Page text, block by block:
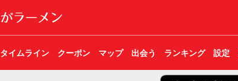
タイムライン クーポン マップ 出会う ランキング 設定